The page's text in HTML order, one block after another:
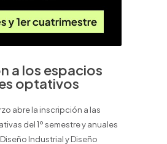
a los espacios
optativos
abre la inscripción a las
del 1º semestre y anuales
Industrial y Diseño